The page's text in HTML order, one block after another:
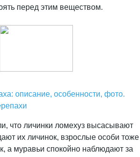
перед этим веществом.
описание, особенности, фото.
что личинки ломехуз высасывают
их личинок, взрослые особи тоже
а муравьи спокойно наблюдают за